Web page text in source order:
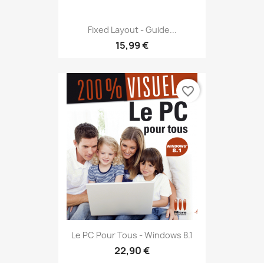
Fixed Layout - Guide...
15,99 €
Le PC Pour Tous - Windows 8.1
22,90 €
favorite_border